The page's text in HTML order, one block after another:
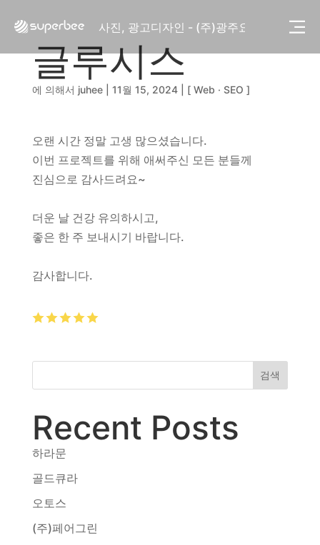
사진, 광고디자인 - (주)광주요
웹사이트 - (주)세스코
제품디자인 - 삼성전자㈜
동영상, CI - 카피어랜드㈜
동영상, 홈페이지 - (주)분독
사진, 광고디자인 - 중외제약
패키지, 디자인 - 고려은단
동영상 - (주)듀오백
동영상 - 모모스커피㈜
동영상 - 삼양홀딩스
제품디자인 - 삼성전자㈜
웹사이트 - 백조씽크
패키지, 디자인 - 고려은단
동영상 - (주)듀오백
글루시스
에 의해서 juhee| 11월 15, 2024| [ Web · SEO ]
오랜 시간 정말 고생 많으셨습니다.
이번 프로젝트를 위해 애써주신 모든 분들께
진심으로 감사드려요~
더운 날 건강 유의하시고,
좋은 한 주 보내시기 바랍니다.
감사합니다.
검색
Recent Posts
하라문
골드큐라
오토스
(주)페어그린